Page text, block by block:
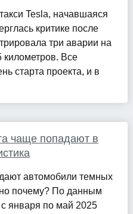
Tesla, начавшаяся
критике после
три аварии на
Все
старта проекта, и в
чаще попадают в
автомобили темных
почему? По данным
с января по май 2025